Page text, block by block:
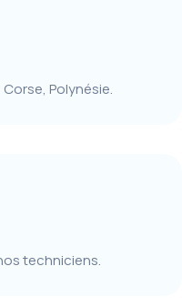
Polynésie.
techniciens.